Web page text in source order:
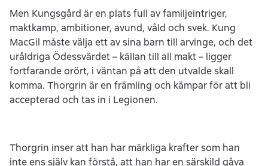
Men Kungsgård är en plats full av familjeintriger,
maktkamp, ambitioner, avund, våld och svek. Kung
MacGil måste välja ett av sina barn till arvinge, och det
uråldriga Ödessvärdet – källan till all makt – ligger
fortfarande orört, i väntan på att den utvalde skall
komma. Thorgrin är en främling och kämpar för att bli
accepterad och tas in i Legionen.
Thorgrin inser att han har märkliga krafter som han
inte ens själv kan förstå, att han har en särskild gåva